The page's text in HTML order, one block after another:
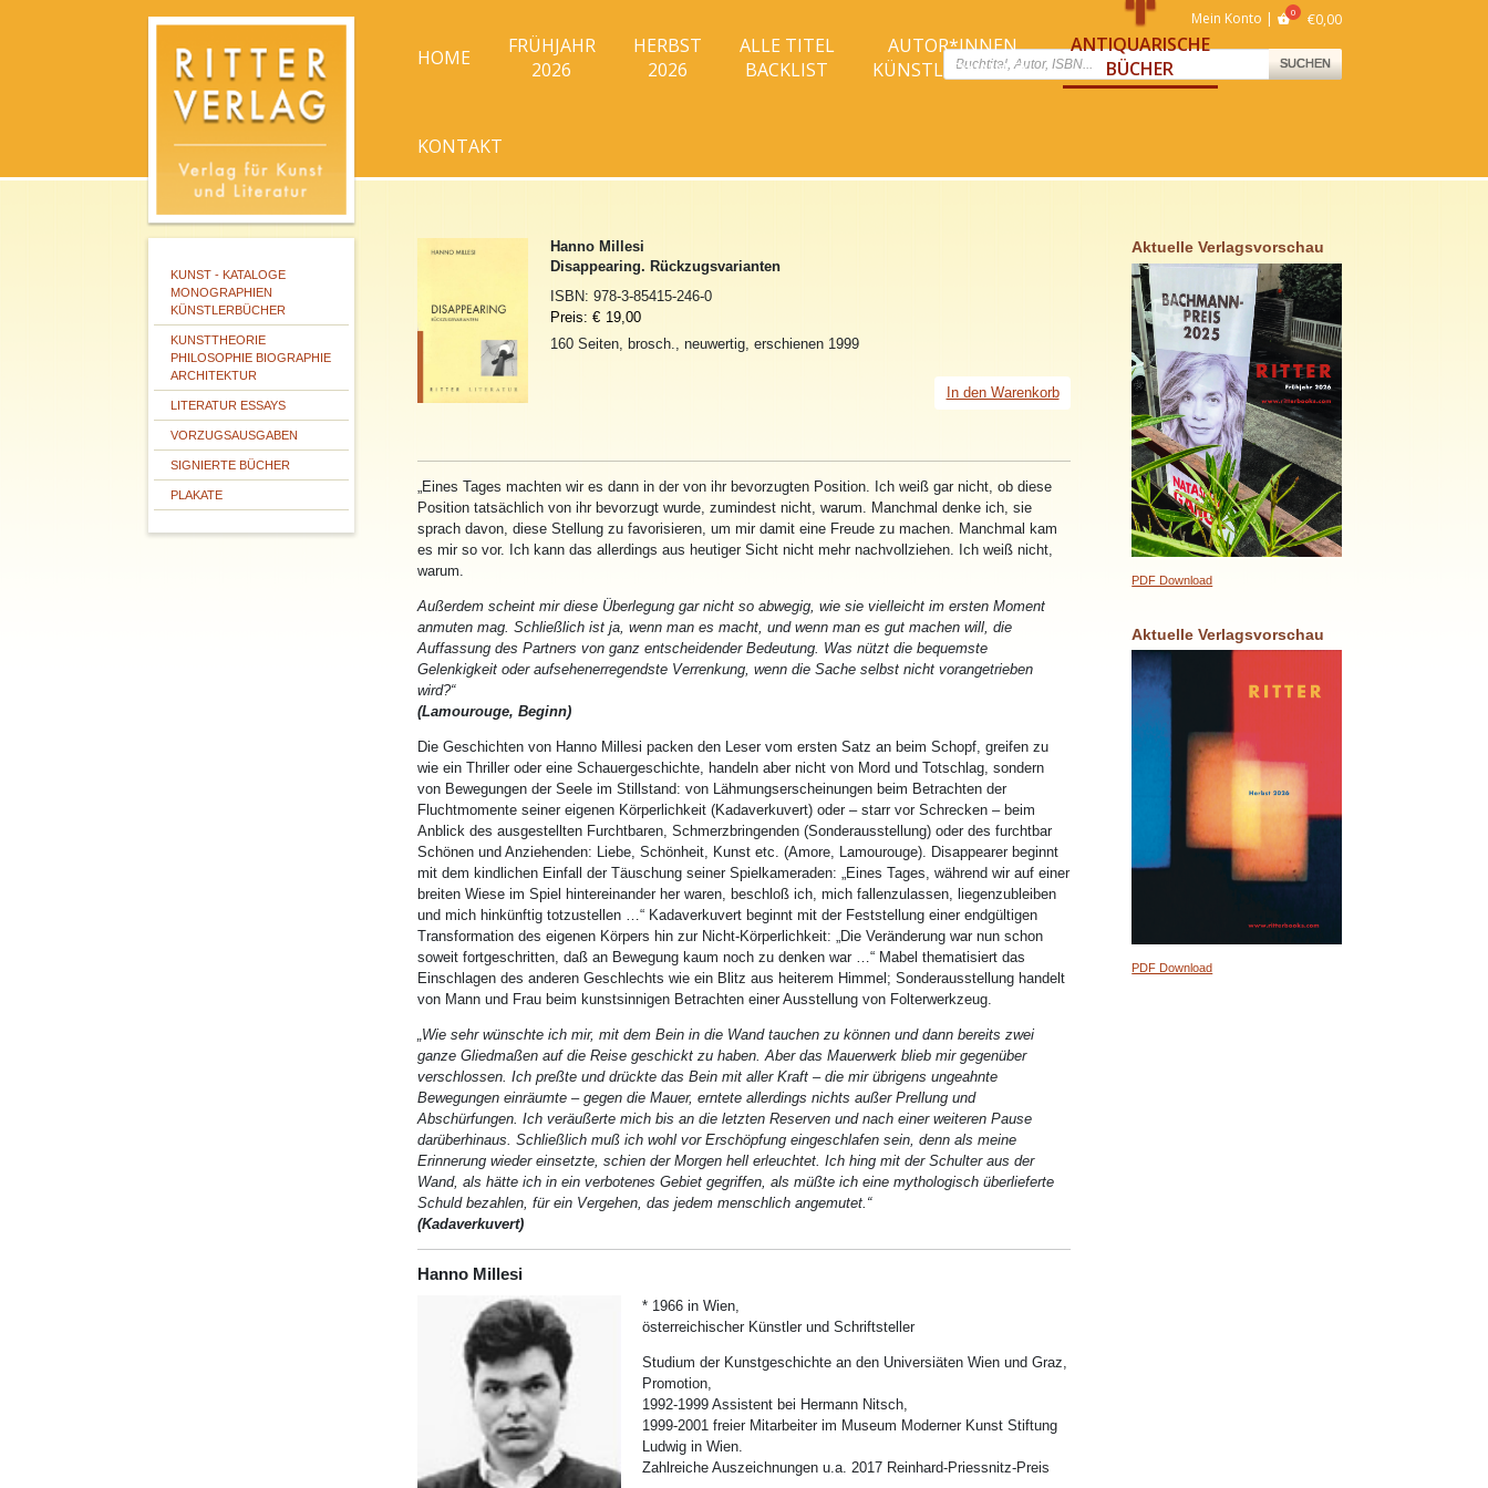
Mein Konto €0,00
Products
search
SUCHEN
HOME
FRÜHJAHR
2026
HERBST
2026
ALLE TITEL
BACKLIST
AUTOR*INNEN
KÜNSTLER*INNEN
ANTIQUARISCHE
BÜCHER
KONTAKT
KUNST - KATALOGE
MONOGRAPHIEN
KÜNSTLERBÜCHER
KUNSTTHEORIE
PHILOSOPHIE BIOGRAPHIE
ARCHITEKTUR
LITERATUR ESSAYS
VORZUGSAUSGABEN
SIGNIERTE BÜCHER
PLAKATE
Hanno Millesi
Disappearing. Rückzugsvarianten
ISBN: 978-3-85415-246-0
Preis: € 19,00
160 Seiten, brosch., neuwertig, erschienen 1999
In den Warenkorb
„Eines Tages machten wir es dann in der von ihr bevorzugten Position. Ich weiß gar nicht, ob diese
Position tatsächlich von ihr bevorzugt wurde, zumindest nicht, warum. Manchmal denke ich, sie
sprach davon, diese Stellung zu favorisieren, um mir damit eine Freude zu machen. Manchmal kam
es mir so vor. Ich kann das allerdings aus heutiger Sicht nicht mehr nachvollziehen. Ich weiß nicht,
warum.
Außerdem scheint mir diese Überlegung gar nicht so abwegig, wie sie vielleicht im ersten Moment
anmuten mag. Schließlich ist ja, wenn man es macht, und wenn man es gut machen will, die
Auffassung des Partners von ganz entscheidender Bedeutung. Was nützt die bequemste
Gelenkigkeit oder aufsehenerregendste Verrenkung, wenn die Sache selbst nicht vorangetrieben
wird?“
(Lamourouge, Beginn)
Die Geschichten von Hanno Millesi packen den Leser vom ersten Satz an beim Schopf, greifen zu
wie ein Thriller oder eine Schauergeschichte, handeln aber nicht von Mord und Totschlag, sondern
von Bewegungen der Seele im Stillstand: von Lähmungserscheinungen beim Betrachten der
Fluchtmomente seiner eigenen Körperlichkeit (Kadaverkuvert) oder – starr vor Schrecken – beim
Anblick des ausgestellten Furchtbaren, Schmerzbringenden (Sonderausstellung) oder des furchtbar
Schönen und Anziehenden: Liebe, Schönheit, Kunst etc. (Amore, Lamourouge). Disappearer beginnt
mit dem kindlichen Einfall der Täuschung seiner Spielkameraden: „Eines Tages, während wir auf einer
breiten Wiese im Spiel hintereinander her waren, beschloß ich, mich fallenzulassen, liegenzubleiben
und mich hinkünftig totzustellen …“ Kadaverkuvert beginnt mit der Feststellung einer endgültigen
Transformation des eigenen Körpers hin zur Nicht-Körperlichkeit: „Die Veränderung war nun schon
soweit fortgeschritten, daß an Bewegung kaum noch zu denken war …“ Mabel thematisiert das
Einschlagen des anderen Geschlechts wie ein Blitz aus heiterem Himmel; Sonderausstellung handelt
von Mann und Frau beim kunstsinnigen Betrachten einer Ausstellung von Folterwerkzeug.
„Wie sehr wünschte ich mir, mit dem Bein in die Wand tauchen zu können und dann bereits zwei
ganze Gliedmaßen auf die Reise geschickt zu haben. Aber das Mauerwerk blieb mir gegenüber
verschlossen. Ich preßte und drückte das Bein mit aller Kraft – die mir übrigens ungeahnte
Bewegungen einräumte – gegen die Mauer, erntete allerdings nichts außer Prellung und
Abschürfungen. Ich veräußerte mich bis an die letzten Reserven und nach einer weiteren Pause
darüberhinaus. Schließlich muß ich wohl vor Erschöpfung eingeschlafen sein, denn als meine
Erinnerung wieder einsetzte, schien der Morgen hell erleuchtet. Ich hing mit der Schulter aus der
Wand, als hätte ich in ein verbotenes Gebiet gegriffen, als müßte ich eine mythologisch überlieferte
Schuld bezahlen, für ein Vergehen, das jedem menschlich angemutet.“
(Kadaverkuvert)
Hanno Millesi
* 1966 in Wien,
österreichischer Künstler und Schriftsteller
Studium der Kunstgeschichte an den Universiäten Wien und Graz,
Promotion,
1992-1999 Assistent bei Hermann Nitsch,
1999-2001 freier Mitarbeiter im Museum Moderner Kunst Stiftung
Ludwig in Wien.
Zahlreiche Auszeichnungen u.a. 2017 Reinhard-Priessnitz-Preis
Aktuelle Verlagsvorschau
PDF Download
Aktuelle Verlagsvorschau
PDF Download